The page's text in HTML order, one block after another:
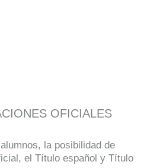
OFICIALES
la posibilidad de
el Título español y Título